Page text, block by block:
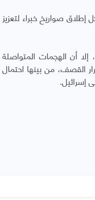
صواريخ خبراء لتعزيز
أن الهجمات المتواصلة
القصف، من بينها احتمال
إسرائيل.